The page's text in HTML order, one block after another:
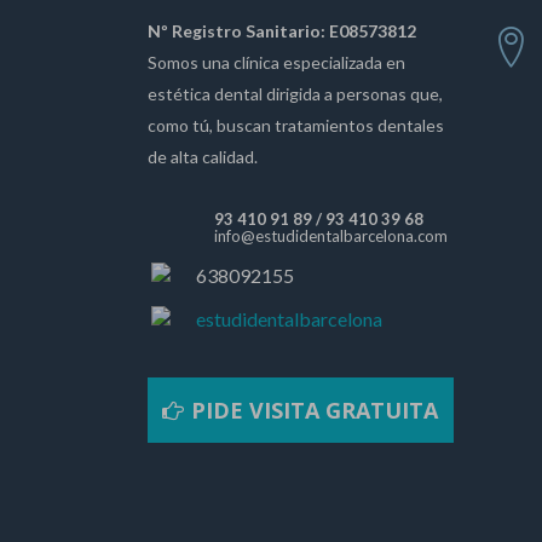
Nº Registro Sanitario: E08573812
Somos una clínica especializada en
estética dental dirigida a personas que,
como tú, buscan tratamientos dentales
de alta calidad.
93 410 91 89/ 93 410 39 68
info@estudidentalbarcelona.com
638092155
estudidentalbarcelona
PIDE VISITA GRATUITA